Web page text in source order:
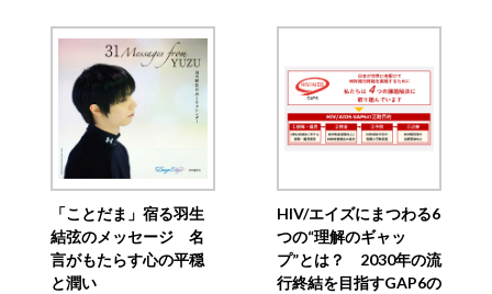
「ことだま」宿る羽生
結弦のメッセージ 名
言がもたらす心の平穏
と潤い
HIV/エイズにまつわる6
つの“理解のギャッ
プ”とは？ 2030年の流
行終結を目指すGAP6の